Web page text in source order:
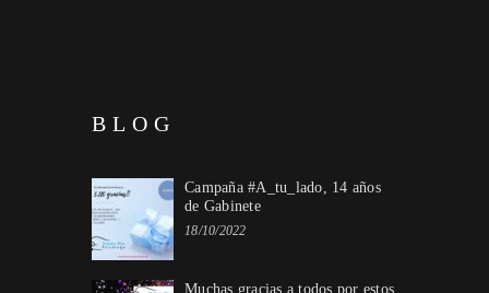
BLOG
Campaña #A_tu_lado, 14 años
de Gabinete
18/10/2022
Muchas gracias a todos por estos